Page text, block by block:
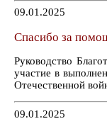
09.01.2025
Спасибо за
Руководство
участие в
Отечественной
09.01.2025